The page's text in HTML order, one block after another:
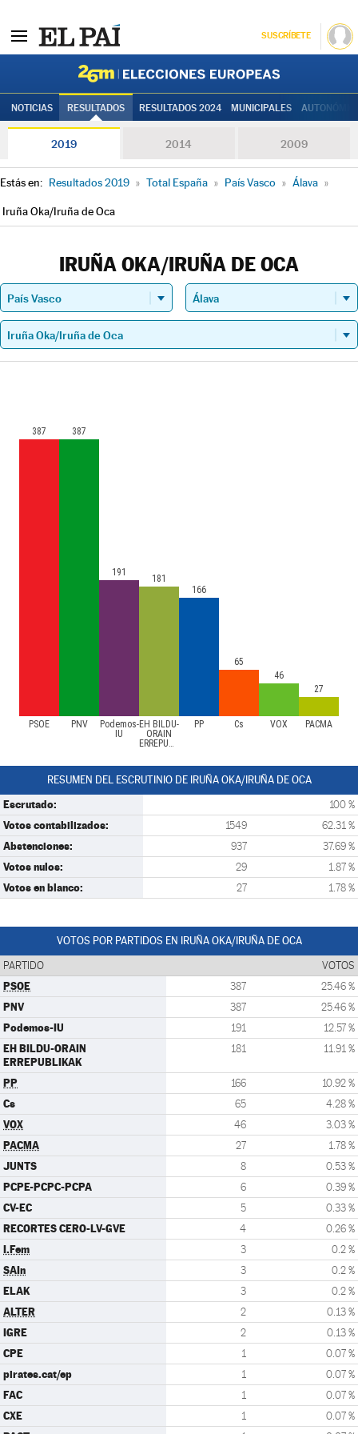
SUSCRÍBETE
NOTICIAS RESULTADOS RESULTADOS 2024 MUNICIPALES
2019 2014 2009
Estás en: Resultados 2019 » Total España » País Vasco » Álava »
Iruña Oka/Iruña de Oca
IRUÑA OKA/IRUÑA DE OCA
PSOE PNV
Podemos-
IU
EH BILDU-
ORAIN
ERREPUBLIKAK
PP Cs VOX PACMA
387 387
191
181
166
65
46
27
RESUMEN DEL ESCRUTINIO DE IRUÑA OKA/IRUÑA DE OCA
Escrutado: 100 %
Votos contabilizados: 1549 62.31 %
Abstenciones: 937 37.69 %
Votos nulos: 29 1.87 %
Votos en blanco: 27 1.78 %
VOTOS POR PARTIDOS EN IRUÑA OKA/IRUÑA DE OCA
PARTIDO VOTOS
PSOE 387 25.46 %
PNV 387 25.46 %
Podemos-IU 191 12.57 %
EH BILDU-ORAIN
ERREPUBLIKAK
181 11.91 %
PP 166 10.92 %
Cs 65 4.28 %
VOX 46 3.03 %
PACMA 27 1.78 %
JUNTS 8 0.53 %
PCPE-PCPC-PCPA 6 0.39 %
CV-EC 5 0.33 %
RECORTES CERO-LV-GVE 4 0.26 %
I.Fem 3 0.2 %
SAIn 3 0.2 %
ELAK 3 0.2 %
ALTER 2 0.13 %
IGRE 2 0.13 %
CPE 1 0.07 %
pirates.cat/ep 1 0.07 %
FAC 1 0.07 %
CXE 1 0.07 %